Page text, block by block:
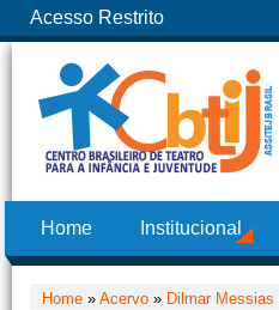
Acesso Restrito
Home Institucional
Home » Acervo » Dilmar Messias